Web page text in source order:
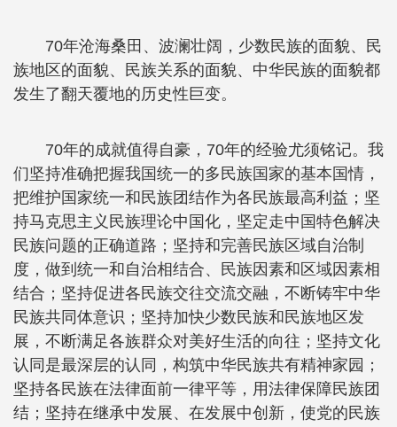
70年沧海桑田、波澜壮阔，少数民族的面貌、民
族地区的面貌、民族关系的面貌、中华民族的面貌都
发生了翻天覆地的历史性巨变。
70年的成就值得自豪，70年的经验尤须铭记。我
们坚持准确把握我国统一的多民族国家的基本国情，
把维护国家统一和民族团结作为各民族最高利益；坚
持马克思主义民族理论中国化，坚定走中国特色解决
民族问题的正确道路；坚持和完善民族区域自治制
度，做到统一和自治相结合、民族因素和区域因素相
结合；坚持促进各民族交往交流交融，不断铸牢中华
民族共同体意识；坚持加快少数民族和民族地区发
展，不断满足各族群众对美好生活的向往；坚持文化
认同是最深层的认同，构筑中华民族共有精神家园；
坚持各民族在法律面前一律平等，用法律保障民族团
结；坚持在继承中发展、在发展中创新，使党的民族